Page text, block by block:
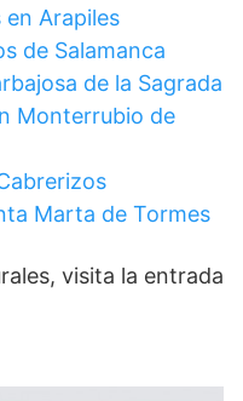
Arapiles
de Salamanca
de la Sagrada
Monterrubio de
Marta de Tormes
visita la entrada